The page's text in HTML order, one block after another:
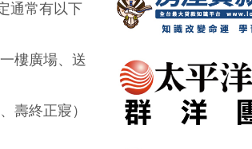
通常有以下
樓廣場、送
壽終正寢）